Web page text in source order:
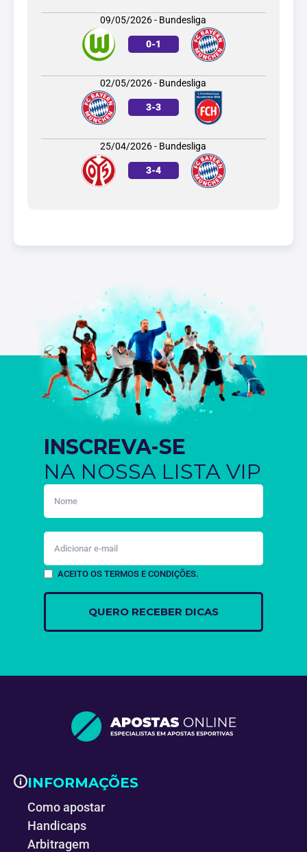
09/05/2026 - Bundesliga
0-1
02/05/2026 - Bundesliga
3-3
25/04/2026 - Bundesliga
3-4
INSCREVA-SE
NA NOSSA LISTA VIP
ACEITO OS TERMOS E CONDIÇÕES.
INFORMAÇÕES
Como apostar
Handicaps
Arbitragem